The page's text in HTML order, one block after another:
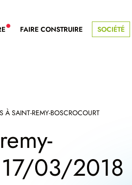
NOUVEAU SERVICE BDL EXTENSION
FAIRE CONSTRUIRE SOCIÉTÉ
À SAINT-REMY-BOSCROCOURT
03/2018